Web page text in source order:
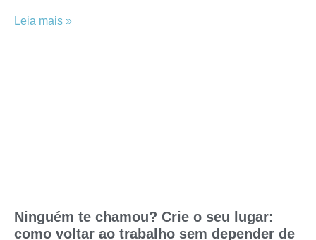
Leia mais »
Ninguém te chamou? Crie o seu lugar:
como voltar ao trabalho sem depender de